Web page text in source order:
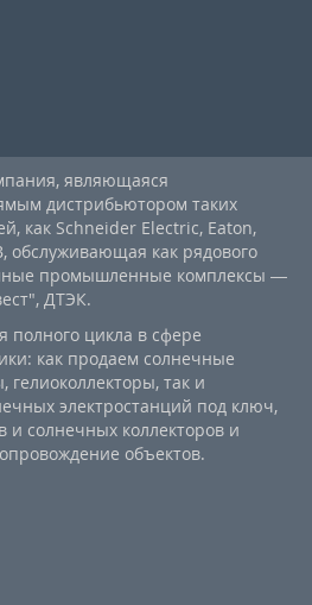
являющаяся
дистрибьютором таких
как Schneider Electric, Eaton,
обслуживающая как рядового
промышленные комплексы —
ДТЭК.
полного цикла в сфере
как продаем солнечные
гелиоколлекторы, так и
электростанций под ключ,
и солнечных коллекторов и
объектов.